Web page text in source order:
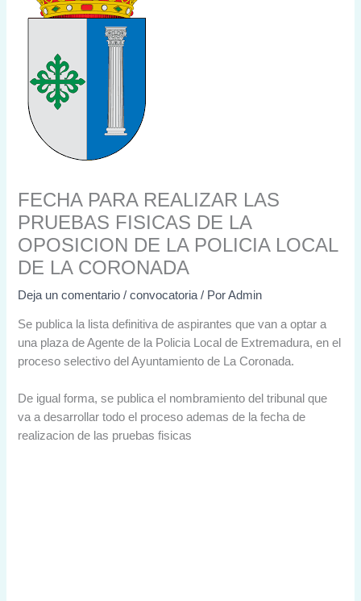
FECHA PARA REALIZAR LAS
PRUEBAS FISICAS DE LA
OPOSICION DE LA POLICIA LOCAL
DE LA CORONADA
Deja un comentario /convocatoria / PorAdmin
Se publica la lista definitiva de aspirantes que van a optar a
una plaza de Agente de la Policia Local de Extremadura, en el
proceso selectivo del Ayuntamiento de La Coronada.
De igual forma, se publica el nombramiento del tribunal que
va a desarrollar todo el proceso ademas de la fecha de
realizacion de las pruebas fisicas